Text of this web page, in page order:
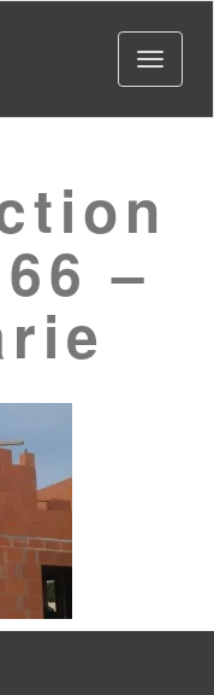
Toggle
–